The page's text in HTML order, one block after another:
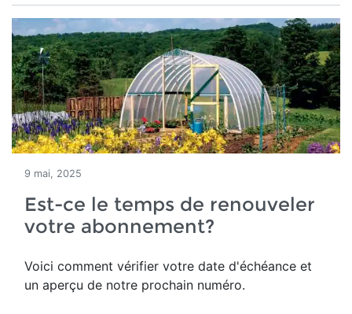
9 mai, 2025
Est-ce le temps de renouveler
votre abonnement?
Voici comment vérifier votre date d'échéance et
un aperçu de notre prochain numéro.